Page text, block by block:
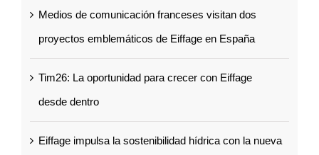
Medios de comunicación franceses visitan dos
proyectos emblemáticos de Eiffage en España
Tim26: La oportunidad para crecer con Eiffage
desde dentro
Eiffage impulsa la sostenibilidad hídrica con la nueva